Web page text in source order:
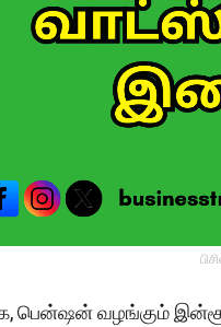
பென்ஷன் வழங்கும்